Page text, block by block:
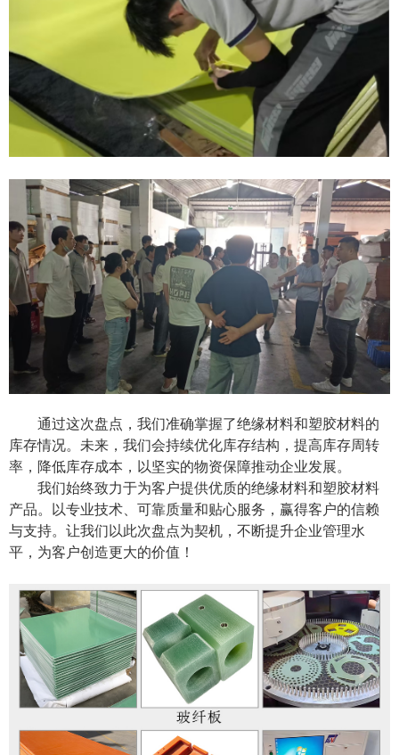
通过这次盘点，我们准确掌握了绝缘材料和塑胶材料的
库存情况。 未来，我们会持续优化库存结构，提高库存周转
率，降低库存成本，以坚实的物资保障推动企业发展。
我们始终致力于为客户提供优质的绝缘材料和塑胶材料
产品。以专业技术、可靠质量和贴心服务，赢得客户的信赖
与支持。让我们以此次盘点为契机，不断提升企业管理水
平，为客户创造更大的价值 ！